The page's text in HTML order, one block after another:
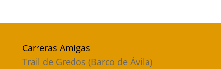
Carreras Amigas
Trail de Gredos (Barco de Ávila)